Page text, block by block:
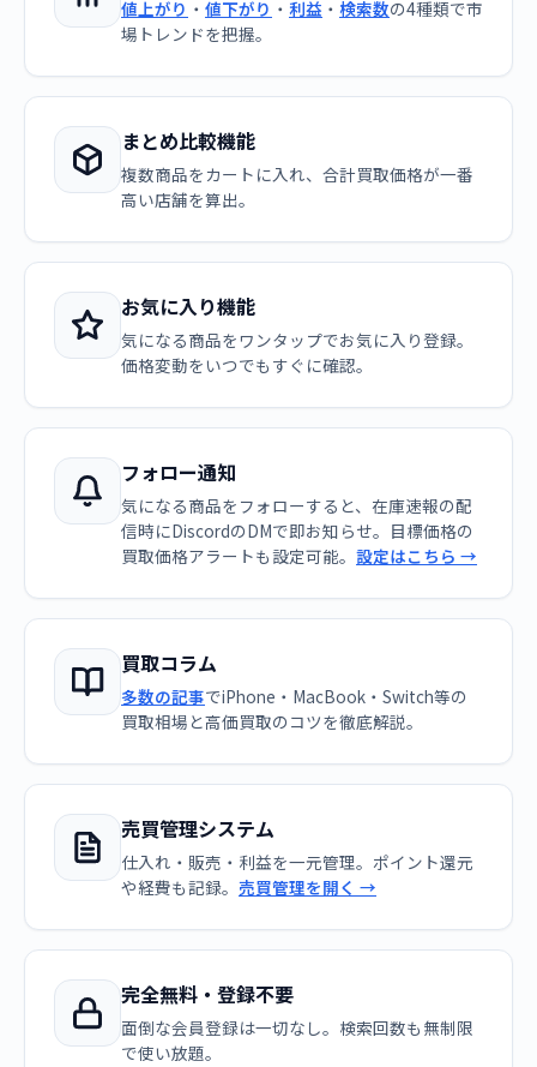
値上がり ・ 値下がり ・ 利益 ・ 検索数の4種類で市
場トレンドを把握。
まとめ比較機能
複数商品をカートに入れ、合計買取価格が一番
高い店舗を算出。
お気に入り機能
気になる商品をワンタップでお気に入り登録。
価格変動をいつでもすぐに確認。
フォロー通知
気になる商品をフォローすると、在庫速報の配
信時にDiscordのDMで即お知らせ。目標価格の
買取価格アラートも設定可能。 設定はこちら →
買取コラム
多数の記事でiPhone・MacBook・Switch等の
買取相場と高価買取のコツを徹底解説。
売買管理システム
仕入れ・販売・利益を一元管理。ポイント還元
や経費も記録。 売買管理を開く →
完全無料・登録不要
面倒な会員登録は一切なし。検索回数も無制限
で使い放題。